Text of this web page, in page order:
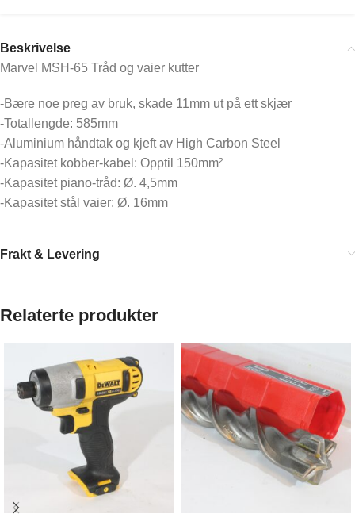
Beskrivelse
Marvel MSH-65 Tråd og vaier kutter
-Bære noe preg av bruk, skade 11mm ut på ett skjær
-Totallengde: 585mm
-Aluminium håndtak og kjeft av High Carbon Steel
-Kapasitet kobber-kabel: Opptil 150mm²
-Kapasitet piano-tråd: Ø. 4,5mm
-Kapasitet stål vaier: Ø. 16mm
Frakt & Levering
Relaterte produkter